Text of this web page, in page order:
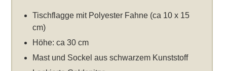
Tischflagge mit Polyester Fahne (ca 10 x 15
cm)
Höhe: ca 30 cm
Mast und Sockel aus schwarzem Kunststoff